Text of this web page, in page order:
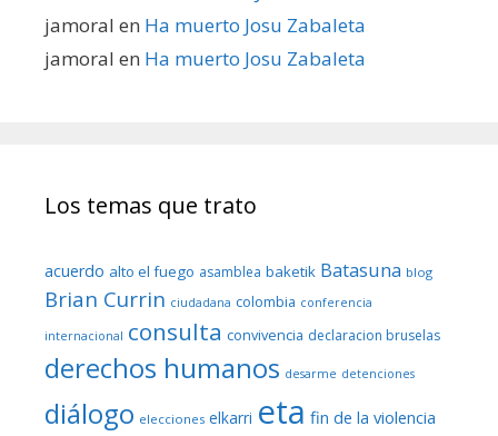
jamoral en Ha muerto Josu Zabaleta
jamoral en Ha muerto Josu Zabaleta
Los temas que trato
acuerdo alto el fuego asamblea baketik Batasuna blog
Brian Currin ciudadana colombia conferencia
internacional consulta convivencia declaracion bruselas
derechos humanos desarme detenciones
diálogo elecciones elkarri eta fin de la violencia